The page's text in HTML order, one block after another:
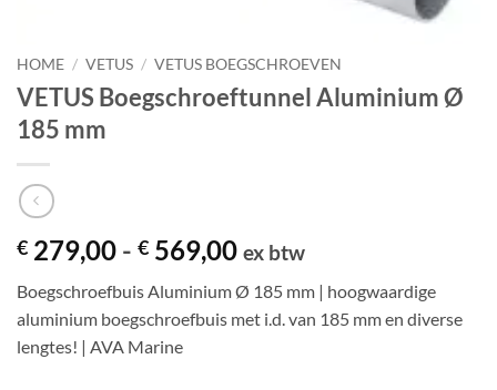
HOME / VETUS / VETUS BOEGSCHROEVEN
VETUS Boegschroeftunnel Aluminium Ø
185 mm
€ 279,00 - € 569,00Prijsklasse:
tot
€ 569,00
ex btw
Boegschroefbuis Aluminium Ø 185 mm | hoogwaardige
aluminium boegschroefbuis met i.d. van 185 mm en diverse
lengtes! | AVA Marine